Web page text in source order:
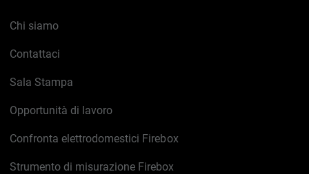
Chi siamo
Contattaci
Sala Stampa
Opportunità di lavoro
Confronta elettrodomestici Firebox
Strumento di misurazione Firebox